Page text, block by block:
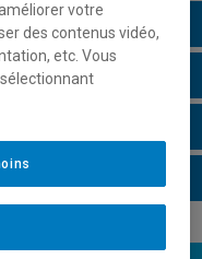
votre
des contenus vidéo,
etc. Vous